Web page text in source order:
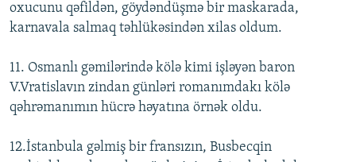
oxucunu qəfildən, göydəndüşmə bir maskarada,
karnavala salmaq təhlükəsindən xilas oldum.
11. Osmanlı gəmilərində kölə kimi işləyən baron
V.Vratislavın zindan günləri romanımdakı kölə
qəhrəmanımın hücrə həyatına örnək oldu.
12.İstanbula gəlmiş bir fransızın, Busbecqin